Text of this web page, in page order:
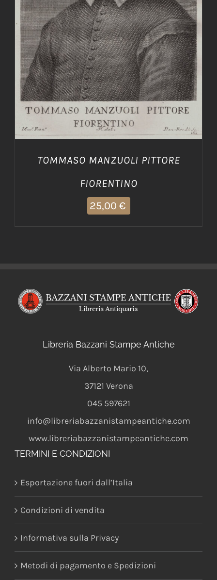
AGGIUNGI AL CARRELLO / DETTAGLI
TOMMASO MANZUOLI PITTORE
FIORENTINO
25,00 €
Libreria Bazzani Stampe Antiche
Via Alberto Mario 10,
37121 Verona
045 597621
info@libreriabazzanistampeantiche.com
www.libreriabazzanistampeantiche.com
TERMINI E CONDIZIONI
Esportazione fuori dall’Italia
Condizioni di vendita
Informativa sulla Privacy
Metodi di pagamento e Spedizioni